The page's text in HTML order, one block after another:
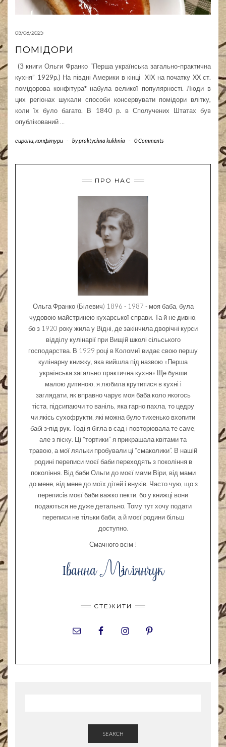
03/06/2025
ПОМІДОРИ
(З книги Ольги Франко “Перша українська загально-практична
кухня” 1929р.) На півдні Америки в кінці XIX на початку XX ст.
помідорова конфітура* набула великої популярності. Люди в
цих регіонах шукали способи консервувати помідори влітку,
коли їх було багато. В 1840 р. в Сполучених Штатах був
опублікований…
сиропи, конфітури - bypraktychna kukhnia - 0 Comments
ПРО НАС
Ольга Франко (Білевич) 1896 - 1987 - моя баба, була
чудовою майстринею кухарської справи. Та й не дивно,
бо з 1920 року жила у Відні, де закінчила дворічні курси
відділу кулінарії при Вищій школі сільського
господарства. В 1929 році в Коломиї видає свою першу
кулінарну книжку, яка вийшла під назвою «Перша
українська загально-практична кухня» Ще бувши
малою дитиною, я любила крутитися в кухні і
заглядати, як вправно чарує моя баба коло якогось
тіста, підсипаючи то ваніль, яка гарно пахла, то цедру
чи якісь сухофрукти, які можна було тихенько вхопити
бабі з-під рук. Тоді я бігла в сад і повторювала те саме,
але з піску. Ці “тортики” я прикрашала квітами та
травою, а мої ляльки пробували ці “смаколики”. В нашій
родині переписи моєї баби переходять з покоління в
покоління. Від баби Ольги до моєї мами Віри, від мами
до мене, від мене до моїх дітей і внуків. Часто чую, що з
переписів моєї баби важко пекти, бо у книжці вони
подаються не дуже детально. Тому тут хочу подати
переписи не тільки баби, а й моєї родини більш
доступно.
Смачного всім !
СТЕЖИТИ
SEARCH